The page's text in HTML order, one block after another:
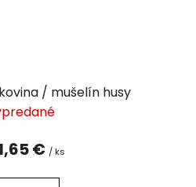
/ mušelín husy
€ / ks